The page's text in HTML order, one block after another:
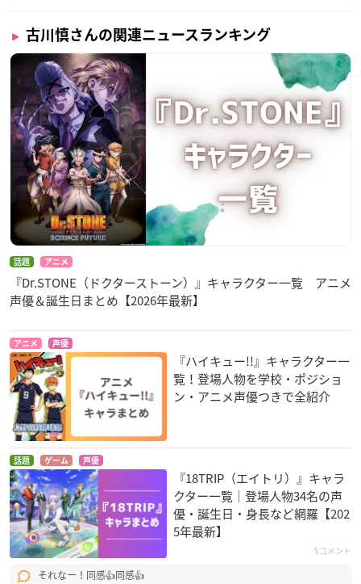
古川慎さんの関連ニュースランキング
話題 アニメ
『Dr.STONE（ドクターストーン）』キャラクター一覧 アニメ
声優＆誕生日まとめ【2026年最新】
アニメ 声優
『ハイキュー!!』キャラクター一
覧！登場人物を学校・ポジショ
ン・アニメ声優つきで全紹介
話題 ゲーム 声優
『18TRIP（エイトリ）』キャラ
クター一覧｜登場人物34名の声
優・誕生日・身長など網羅【202
5年最新】
5コメント
それなー！同感👍同感👍